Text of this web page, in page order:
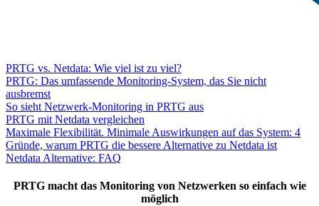
PRTG vs. Netdata: Wie viel ist zu viel?
PRTG: Das umfassende Monitoring-System, das Sie nicht
ausbremst
So sieht Netzwerk-Monitoring in PRTG aus
PRTG mit Netdata vergleichen
Maximale Flexibilität. Minimale Auswirkungen auf das System: 4
Gründe, warum PRTG die bessere Alternative zu Netdata ist
Netdata Alternative: FAQ
PRTG macht das Monitoring von Netzwerken so einfach wie
möglich